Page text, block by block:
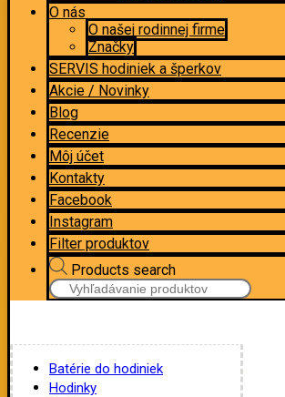
O nás
O našej rodinnej firme
Značky
SERVIS hodiniek a šperkov
Akcie / Novinky
Blog
Recenzie
Môj účet
Kontakty
Facebook
Instagram
Filter produktov
Products search
Batérie do hodiniek
Hodinky